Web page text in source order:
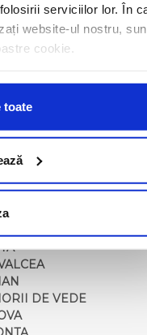
serviciilor lor. În
website-ul nostru,
cookie.
toate
VECHI
MARE
DE VEDE